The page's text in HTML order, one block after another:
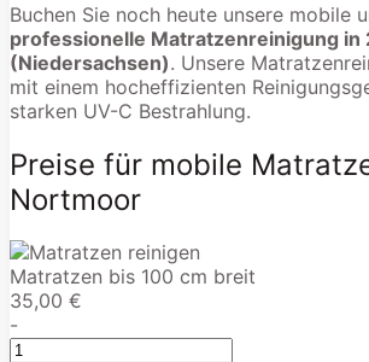
Buchen Sie noch heute unsere mobile
professionelle Matratzenreinigung
(Niedersachsen). Unsere
mit einem hocheffizienten
starken UV-C Bestrahlung.
Preise für mobile
Nortmoor
Matratzen bis 100 cm breit
35,00 €
-